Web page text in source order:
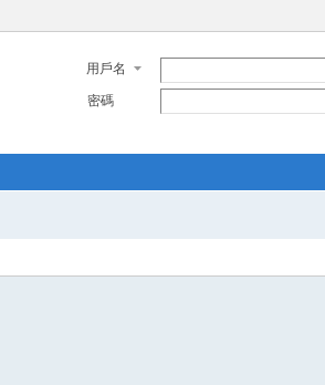
用戶名
密碼